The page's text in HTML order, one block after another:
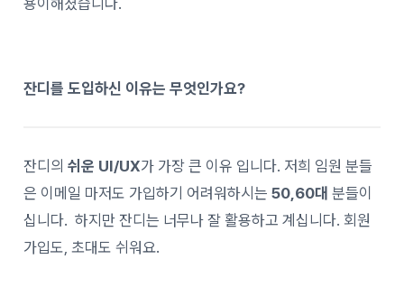
잔디를 도입하신 이유는 무엇인가요?
잔디의쉬운 UI/UX가 가장 큰 이유 입니다. 저희 임원 분들
은 이메일 마저도 가입하기 어려워하시는50,60대 분들이
십니다. 하지만 잔디는 너무나 잘 활용하고 계십니다. 회원
가입도, 초대도 쉬워요.